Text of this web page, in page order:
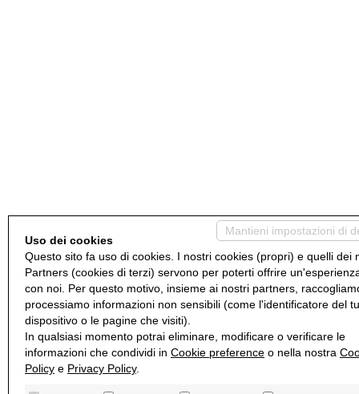
Mantieni impostazioni di
Uso dei cookies
Questo sito fa uso di cookies. I nostri cookies (propri) e quelli dei
Partners (cookies di terzi) servono per poterti offrire
con noi. Per questo motivo, insieme ai nostri partners,
processiamo informazioni non sensibili (come l'identificatore del
dispositivo o le pagine che visiti).
In qualsiasi momento potrai eliminare, modificare o verificare le
informazioni che condividi in Cookie preference o nella nostra
Policy e Privacy Policy.